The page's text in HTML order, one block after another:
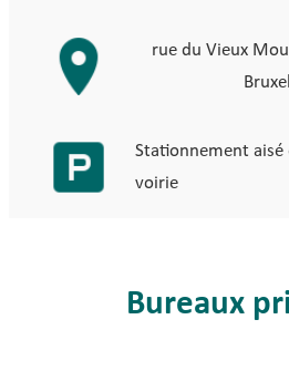
rue du Vieux
Stationnement
voirie
Bureaux